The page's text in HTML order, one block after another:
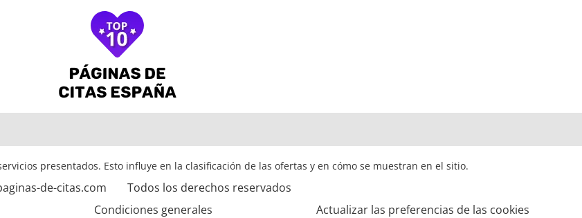
presentados. Esto influye en la clasificación de las ofertas y en cómo se muestran en el sitio.
de-citas.com
Todos los derechos reservados
Condiciones generales Actualizar las preferencias de las cookies